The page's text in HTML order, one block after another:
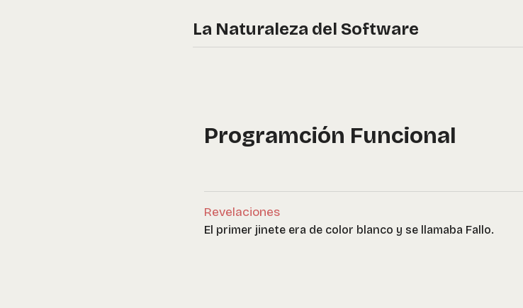
La Naturaleza del Software
Programción Funcional
Revelaciones
El primer jinete era de color blanco y se llamaba Fallo.